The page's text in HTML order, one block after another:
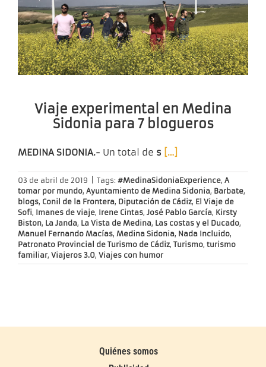
Viaje experimental en Medina
Sidonia para 7 blogueros
MEDINA SIDONIA.- Un total de s […]
03 de abril de 2019 Tags: #MedinaSidoniaExperience, A
tomar por mundo, Ayuntamiento de Medina Sidonia, Barbate,
blogs, Conil de la Frontera, Diputación de Cádiz, El Viaje de
Sofi, Imanes de viaje, Irene Cintas, José Pablo García, Kirsty
Biston, La Janda, La Vista de Medina, Las costas y el Ducado,
Manuel Fernando Macías, Medina Sidonia, Nada Incluido,
Patronato Provincial de Turismo de Cádiz, Turismo, turismo
familiar, Viajeros 3.0, Viajes con humor
Quiénes somos